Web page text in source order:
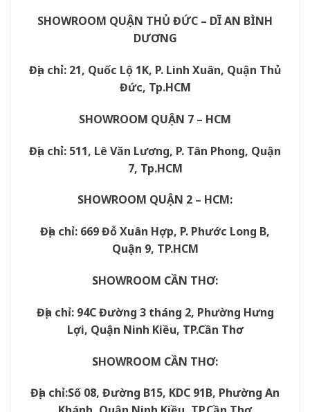
SHOWROOM QUẬN THỦ ĐỨC – DĨ AN BÌNH
DƯƠNG
Địa chỉ: 21, Quốc Lộ 1K, P. Linh Xuân, Quận Thủ
Đức, Tp.HCM
SHOWROOM QUẬN 7 – HCM
Địa chỉ: 511, Lê Văn Lương, P. Tân Phong, Quận
7, Tp.HCM
SHOWROOM QUẬN 2 – HCM:
Địa chỉ: 669 Đỗ Xuân Hợp, P. Phước Long B,
Quận 9, TP.HCM
SHOWROOM CẦN THƠ:
Địa chỉ: 94C Đường 3 tháng 2, Phường Hưng
Lợi, Quận Ninh Kiều, TP.Cần Thơ
SHOWROOM CẦN THƠ:
Địa chỉ:Số 08, Đường B15, KDC 91B, Phường An